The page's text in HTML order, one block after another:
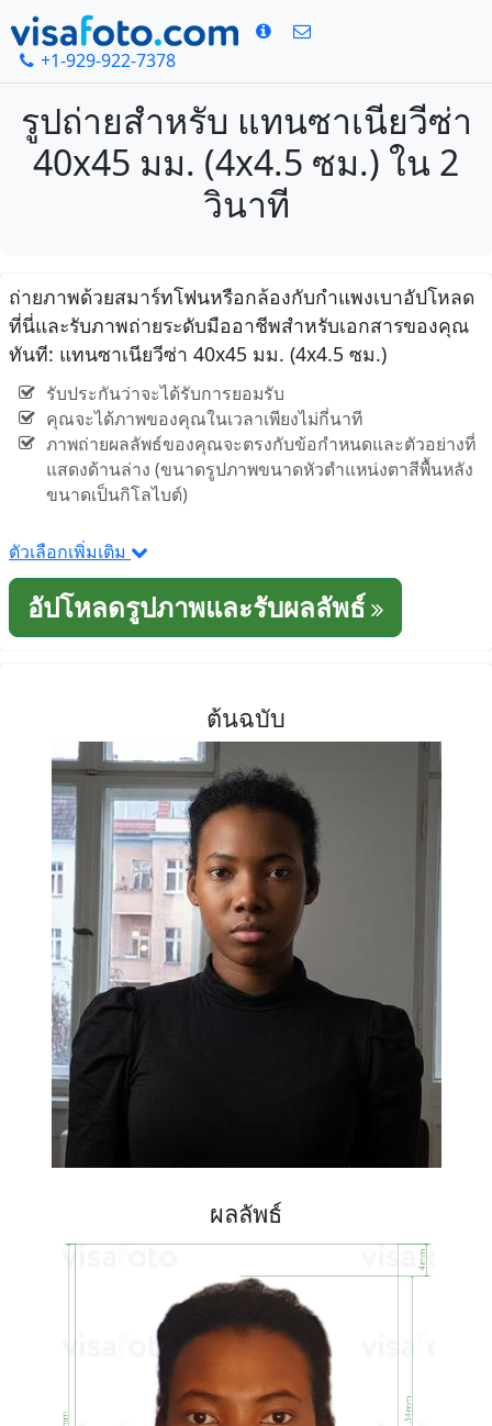
+1-929-922-7378
รูปถ่ายสำหรับ แทนซาเนียวีซ่า
40x45 มม. (4x4.5 ซม.) ใน 2
วินาที
ถ่ายภาพด้วยสมาร์ทโฟนหรือกล้องกับกำแพงเบาอัปโหลด
ที่นี่และรับภาพถ่ายระดับมืออาชีพสำหรับเอกสารของคุณ
ทันที: แทนซาเนียวีซ่า 40x45 มม. (4x4.5 ซม.)
รับประกันว่าจะได้รับการยอมรับ
คุณจะได้ภาพของคุณในเวลาเพียงไม่กี่นาที
ภาพถ่ายผลลัพธ์ของคุณจะตรงกับข้อกำหนดและตัวอย่างที่
แสดงด้านล่าง (ขนาดรูปภาพขนาดหัวตำแหน่งตาสีพื้นหลัง
ขนาดเป็นกิโลไบต์)
ตัวเลือกเพิ่มเติม
อัปโหลดรูปภาพและรับผลลัพธ์
ต้นฉบับ
ผลลัพธ์